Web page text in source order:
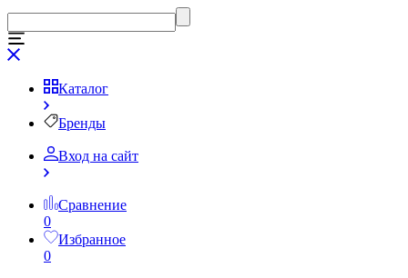
Каталог
Бренды
Вход на сайт
Сравнение
0
Избранное
0